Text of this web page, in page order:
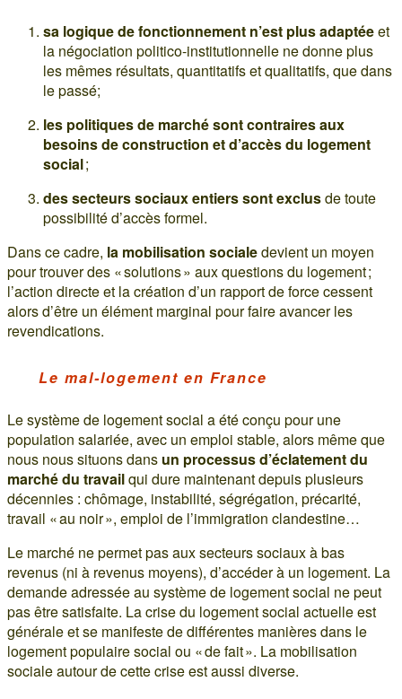
sa logique de fonctionnement n’est plus adaptéeet
la négociation politico-institutionnelle ne donne plus
les mêmes résultats, quantitatifs et qualitatifs, que dans
le passé;
les politiques de marché sont contraires aux
besoins de construction et d’accès du logement
social;
des secteurs sociaux entiers sont exclusde toute
possibilité d’accès formel.
Dans ce cadre, la mobilisation socialedevient un moyen
pour trouver des « solutions » aux questions du logement ;
l’action directe et la création d’un rapport de force cessent
alors d’être un élément marginal pour faire avancer les
revendications.
Le mal-logement en France
Le système de logement social a été conçu pour une
population salariée, avec un emploi stable, alors même que
nous nous situons dans un processus d’éclatement du
marché du travailqui dure maintenant depuis plusieurs
décennies : chômage, instabilité, ségrégation, précarité,
travail « au noir », emploi de l’immigration clandestine…
Le marché ne permet pas aux secteurs sociaux à bas
revenus (ni à revenus moyens), d’accéder à un logement. La
demande adressée au système de logement social ne peut
pas être satisfaite. La crise du logement social actuelle est
générale et se manifeste de différentes manières dans le
logement populaire social ou « de fait ». La mobilisation
sociale autour de cette crise est aussi diverse.